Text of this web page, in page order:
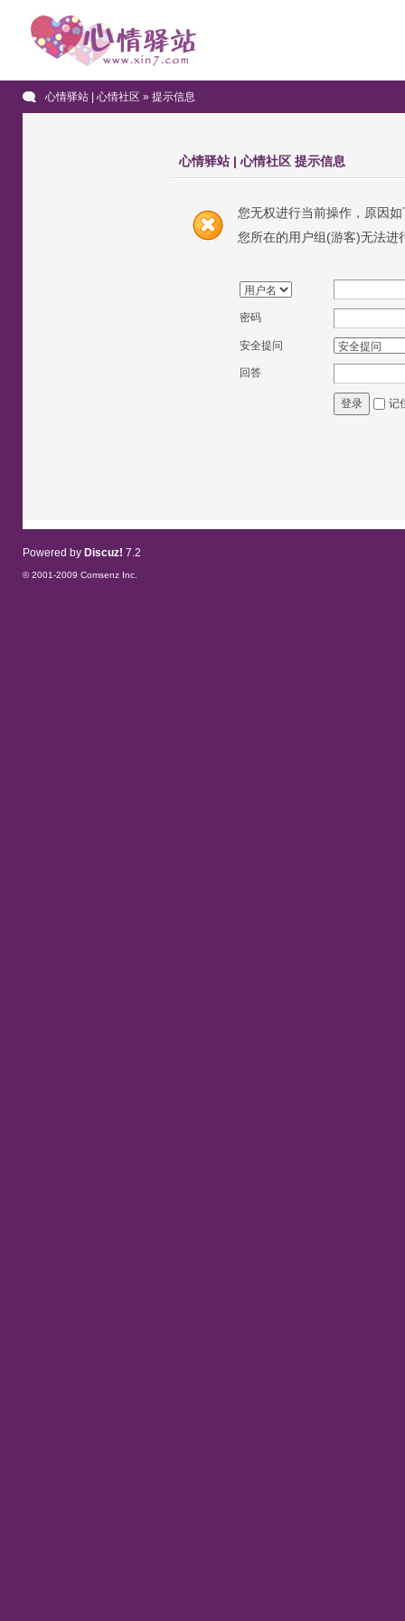
心情驿站 | 心情社区 » 提示信息
心情驿站 | 心情社区 提示信息
您无权进行当前操作，原因如
您所在的用户组(游客)无法进
密码
安全提问
回答
登录 记
Powered by Discuz! 7.2
© 2001-2009 Comsenz Inc.